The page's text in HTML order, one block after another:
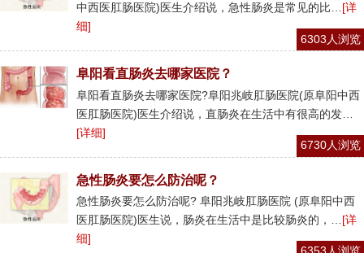
中西医肛肠医院)医生介绍说，急性肠炎是常见的比…[详
细]
6303人浏览
阜阳看直肠炎去哪家医院？
阜阳看直肠炎去哪家医院?阜阳兆岐肛肠医院(原阜阳中西
医肛肠医院)医生介绍说，直肠炎在生活中有很高的发…
[详细]
6730人浏览
急性肠炎要怎么防治呢？
急性肠炎要怎么防治呢? 阜阳兆岐肛肠医院 (原阜阳中西
医肛肠医院)医生说，肠炎在生活中是比较肠炎的，… [详
细]